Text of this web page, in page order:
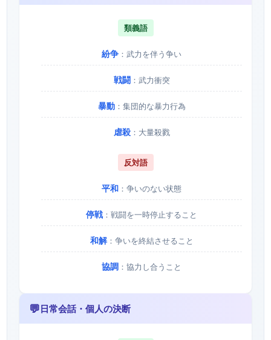
類義語
紛争 ：武力を伴う争い
戦闘：武力衝突
暴動：集団的な暴力行為
虐殺：大量殺戮
反対語
平和 ：争いのない状態
停戦 ：戦闘を一時停止すること
和解：争いを終結させること
協調 ：協力し合うこと
💬日常会話・個人の決断